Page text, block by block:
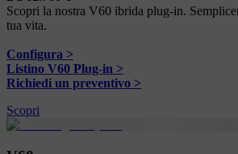
Scopri la nostra V60 ibrida plug-in.
tua vita.
Configura >
Listino V60 Plug-in >
Richiedi un preventivo >
Scopri